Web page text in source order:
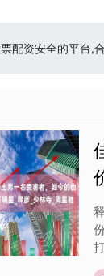
配资安全的平台,